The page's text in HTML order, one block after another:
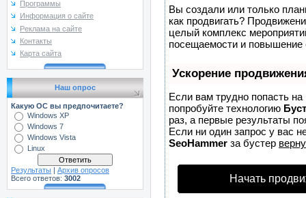
Программы
Информация о сайте
Реклама на сайте
Контакты
Карта сайта
Наш опрос
Какую ОС вы предпочитаете?
Windows XP
Windows 7
Windows Vista
Linux
Результаты | Архив опросов
Всего ответов: 3002
Вы создали или только
как продвигать?
целый комплекс
посещаемости и повышение
Ускорение
Если вам трудно попасть
попробуйте технологию Буст
раз, а первые результаты
Если ни один запрос у вас
SeoHammer за бустер
Начать